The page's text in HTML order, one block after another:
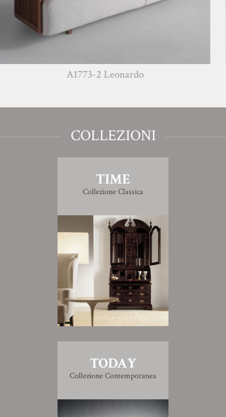
A1773-2 Leonardo
COLLEZIONI
TIME
Collezione Classica
TODAY
Collezione Contemporanea